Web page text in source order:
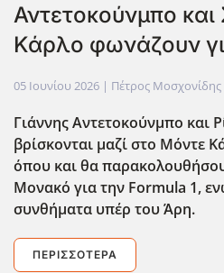
Αντετοκούνμπο
Κάρλο φωνάζουν
05 Ιουνίου 2026 | Πέτρος Μοσχονίδης
Γιάννης Αντετοκούνμπο και
βρίσκονται μαζί στο Μόντε
όπου και θα
Μονακό για την Formula 1,
συνθήματα υπέρ του Άρη.
ΠΕΡΙΣΣΌΤΕΡΑ